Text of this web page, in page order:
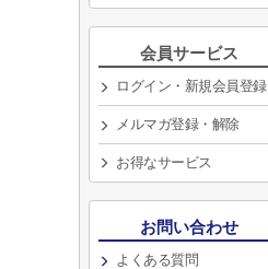
会員サービス
ログイン・新規会員登録
メルマガ登録・解除
お得なサービス
お問い合わせ
よくある質問